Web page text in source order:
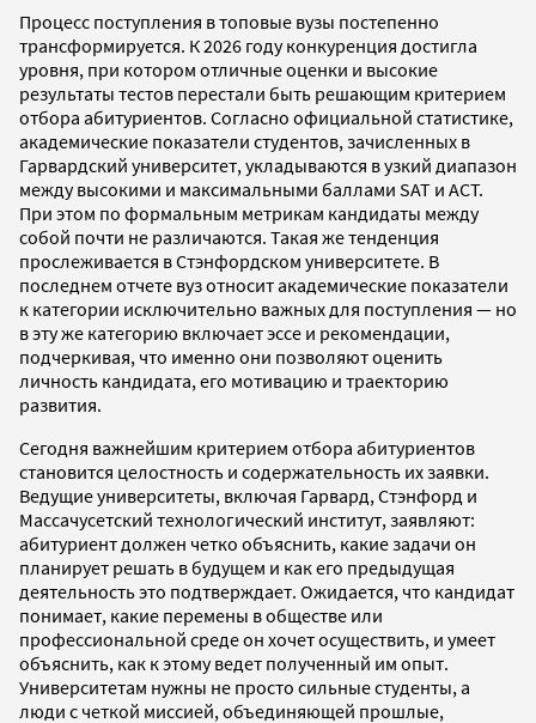
Процесс поступления в топовые вузы постепенно
трансформируется. К 2026 году конкуренция достигла
уровня, при котором отличные оценки и высокие
результаты тестов перестали быть решающим критерием
отбора абитуриентов. Согласно официальной статистике,
академические показатели студентов, зачисленных в
Гарвардский университет, укладываются в узкий диапазон
между высокими и максимальными баллами SAT и ACT.
При этом по формальным метрикам кандидаты между
собой почти не различаются. Такая же тенденция
прослеживается в Стэнфордском университете. В
последнем отчете вуз относит академические показатели
к категории исключительно важных для поступления — но
в эту же категорию включает эссе и рекомендации,
подчеркивая, что именно они позволяют оценить
личность кандидата, его мотивацию и траекторию
развития.
Сегодня важнейшим критерием отбора абитуриентов
становится целостность и содержательность их заявки.
Ведущие университеты, включая Гарвард, Стэнфорд и
Массачусетский технологический институт, заявляют:
абитуриент должен четко объяснить, какие задачи он
планирует решать в будущем и как его предыдущая
деятельность это подтверждает. Ожидается, что кандидат
понимает, какие перемены в обществе или
профессиональной среде он хочет осуществить, и умеет
объяснить, как к этому ведет полученный им опыт.
Университетам нужны не просто сильные студенты, а
люди с четкой миссией, объединяющей прошлые,